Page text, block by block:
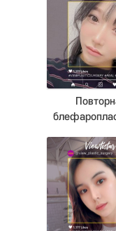
Surgery
Нитевой
(Kim